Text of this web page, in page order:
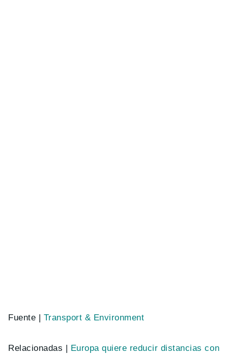
Fuente | Transport & Environment
Relacionadas |
Europa quiere reducir distancias con